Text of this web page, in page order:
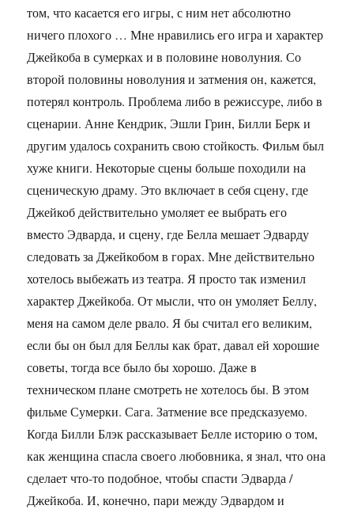
том, что касается его игры, с ним нет абсолютно
ничего плохого … Мне нравились его игра и характер
Джейкоба в сумерках и в половине новолуния. Со
второй половины новолуния и затмения он, кажется,
потерял контроль. Проблема либо в режиссуре, либо в
сценарии. Анне Кендрик, Эшли Грин, Билли Берк и
другим удалось сохранить свою стойкость. Фильм был
хуже книги. Некоторые сцены больше походили на
сценическую драму. Это включает в себя сцену, где
Джейкоб действительно умоляет ее выбрать его
вместо Эдварда, и сцену, где Белла мешает Эдварду
следовать за Джейкобом в горах. Мне действительно
хотелось выбежать из театра. Я просто так изменил
характер Джейкоба. От мысли, что он умоляет Беллу,
меня на самом деле рвало. Я бы считал его великим,
если бы он был для Беллы как брат, давал ей хорошие
советы, тогда все было бы хорошо. Даже в
техническом плане смотреть не хотелось бы. В этом
фильме Сумерки. Сага. Затмение все предсказуемо.
Когда Билли Блэк рассказывает Белле историю о том,
как женщина спасла своего любовника, я знал, что она
сделает что-то подобное, чтобы спасти Эдварда /
Джейкоба. И, конечно, пари между Эдвардом и